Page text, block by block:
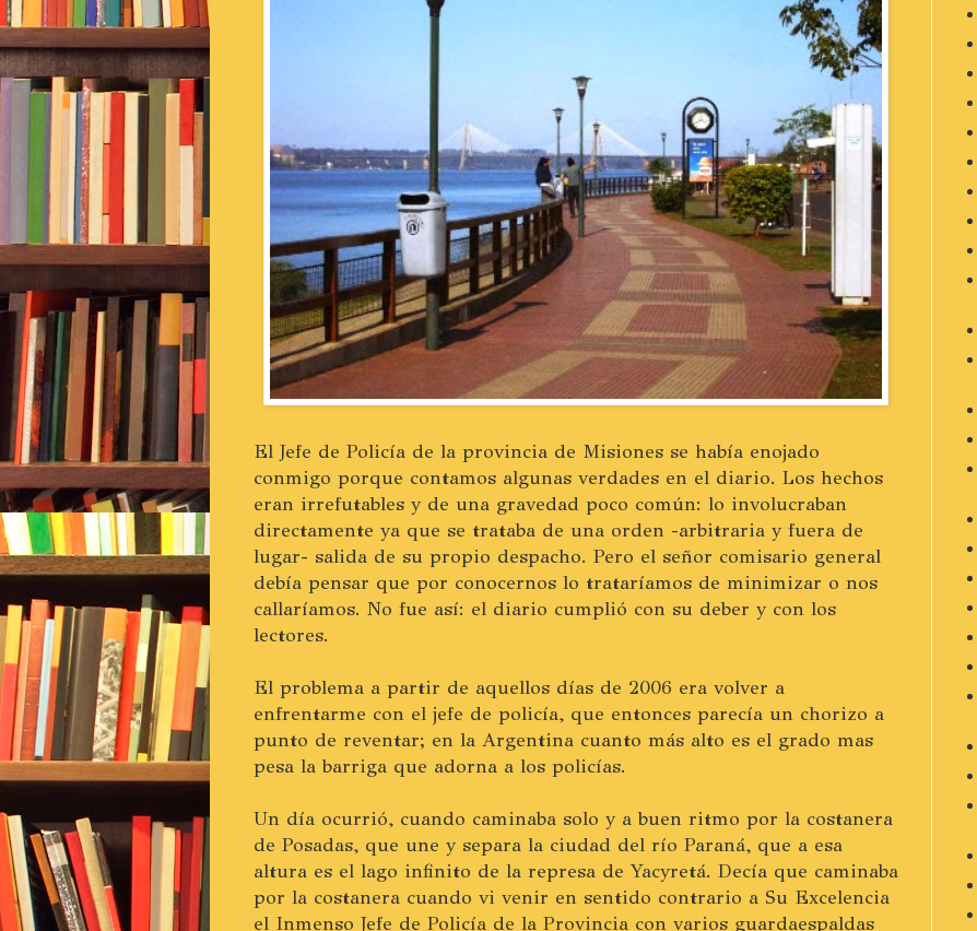
El Jefe de Policía de la provincia de Misiones se había enojado
conmigo porque contamos algunas verdades en el diario. Los hechos
eran irrefutables y de una gravedad poco común: lo involucraban
directamente ya que se trataba de una orden -arbitraria y fuera de
lugar- salida de su propio despacho. Pero el señor comisario general
debía pensar que por conocernos lo trataríamos de minimizar o nos
callaríamos. No fue así: el diario cumplió con su deber y con los
lectores.
El problema a partir de aquellos días de 2006 era volver a
enfrentarme con el jefe de policía, que entonces parecía un chorizo a
punto de reventar; en la Argentina cuanto más alto es el grado mas
pesa la barriga que adorna a los policías.
Un día ocurrió, cuando caminaba solo y a buen ritmo por la costanera
de Posadas, que une y separa la ciudad del río Paraná, que a esa
altura es el lago infinito de la represa de Yacyretá. Decía que caminaba
por la costanera cuando vi venir en sentido contrario a Su Excelencia
el Inmenso Jefe de Policía de la Provincia con varios guardaespaldas